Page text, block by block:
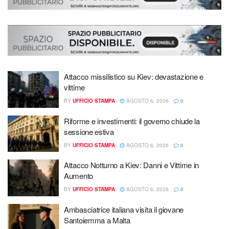
Attacco missilistico su Kiev: devastazione e
vittime
BY UFFICIO STAMPA AGOSTO 6, 2026 0
Riforme e investimenti: il governo chiude la
sessione estiva
BY UFFICIO STAMPA AGOSTO 6, 2026 0
Attacco Notturno a Kiev: Danni e Vittime in
Aumento
BY UFFICIO STAMPA AGOSTO 6, 2026 0
Ambasciatrice italiana visita il giovane
Santoiemma a Malta